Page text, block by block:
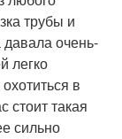
трубы и
очень-
легко
в
стоит такая
сильно